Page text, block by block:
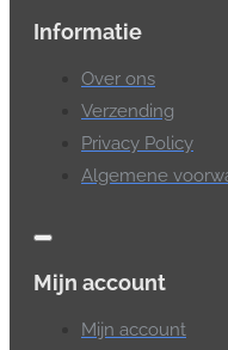
Informatie
Over ons
Verzending
Privacy Policy
Algemene
Mijn account
Mijn account